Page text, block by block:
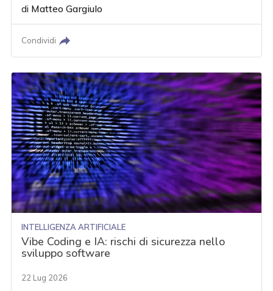
di Matteo Gargiulo
Condividi
INTELLIGENZA ARTIFICIALE
Vibe Coding e IA: rischi di sicurezza nello
sviluppo software
22 Lug 2026